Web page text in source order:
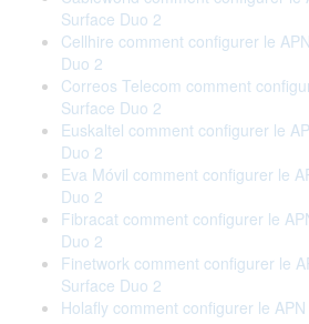
Surface Duo 2
Cellhire comment configurer le
Duo 2
Correos Telecom comment
Surface Duo 2
Euskaltel comment configurer le
Duo 2
Eva Móvil comment configurer le
Duo 2
Fibracat comment configurer le
Duo 2
Finetwork comment configurer le
Surface Duo 2
Holafly comment configurer le